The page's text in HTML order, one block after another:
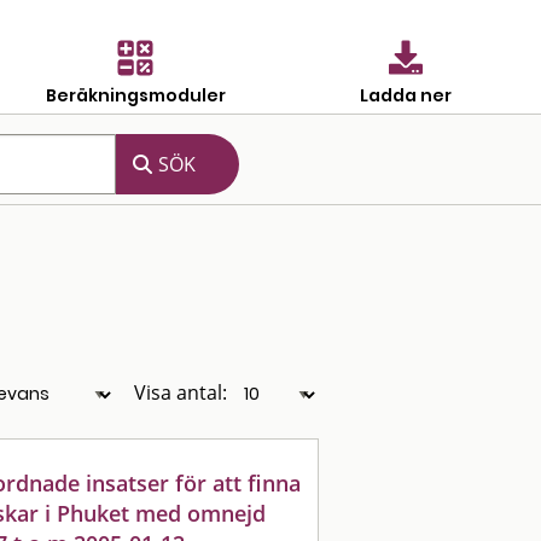
Beräkningsmoduler Ladda ner
Visa antal:
insatser för att finna
i Phuket med omnejd